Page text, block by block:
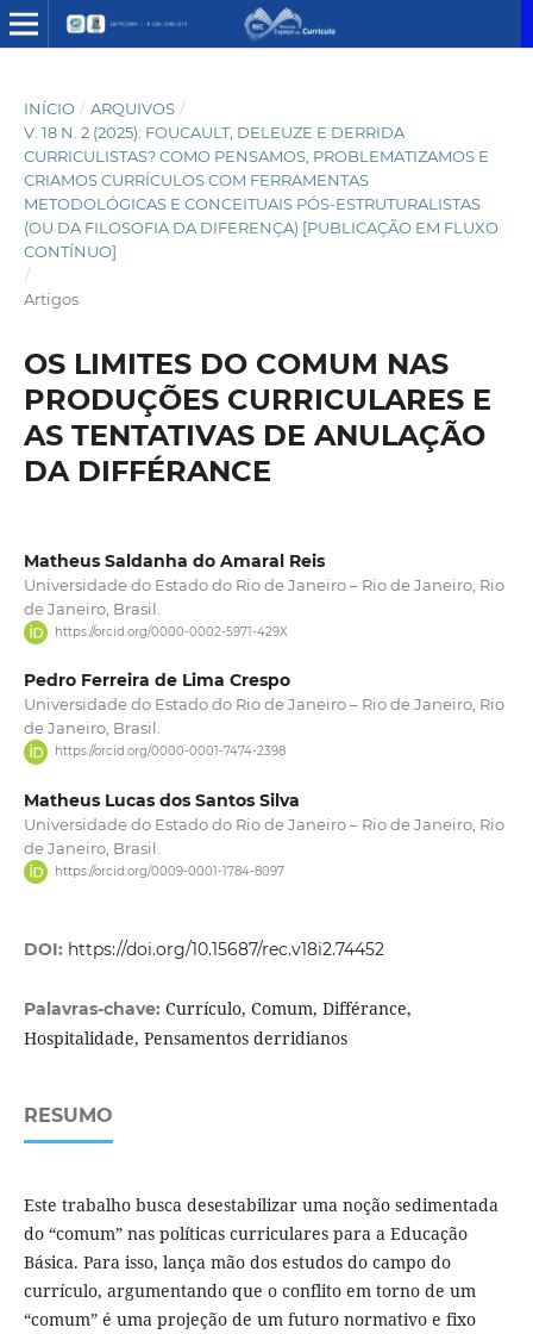
INÍCIO / ARQUIVOS /
V. 18 N. 2 (2025): FOUCAULT, DELEUZE E DERRIDA
CURRICULISTAS? COMO PENSAMOS, PROBLEMATIZAMOS E
CRIAMOS CURRÍCULOS COM FERRAMENTAS
METODOLÓGICAS E CONCEITUAIS PÓS-ESTRUTURALISTAS
(OU DA FILOSOFIA DA DIFERENÇA) [PUBLICAÇÃO EM FLUXO
CONTÍNUO]
/
Artigos
OS LIMITES DO COMUM NAS
PRODUÇÕES CURRICULARES E
AS TENTATIVAS DE ANULAÇÃO
DA DIFFÉRANCE
Matheus Saldanha do Amaral Reis
Universidade do Estado do Rio de Janeiro – Rio de Janeiro, Rio
de Janeiro, Brasil.
https://orcid.org/0000-0002-5971-429X
Pedro Ferreira de Lima Crespo
Universidade do Estado do Rio de Janeiro – Rio de Janeiro, Rio
de Janeiro, Brasil.
https://orcid.org/0000-0001-7474-2398
Matheus Lucas dos Santos Silva
Universidade do Estado do Rio de Janeiro – Rio de Janeiro, Rio
de Janeiro, Brasil.
https://orcid.org/0009-0001-1784-8097
DOI: https://doi.org/10.15687/rec.v18i2.74452
Palavras-chave: Currículo, Comum, Différance,
Hospitalidade, Pensamentos derridianos
RESUMO
Este trabalho busca desestabilizar uma noção sedimentada
do “comum” nas políticas curriculares para a Educação
Básica. Para isso, lança mão dos estudos do campo do
currículo, argumentando que o conflito em torno de um
“comum” é uma projeção de um futuro normativo e fixo